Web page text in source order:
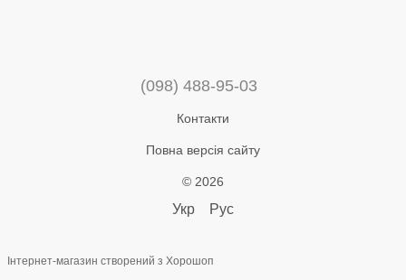
(098) 488-95-03
Контакти
Повна версія сайту
© 2026
Укр Рус
Інтернет-магазин створений з Хорошоп